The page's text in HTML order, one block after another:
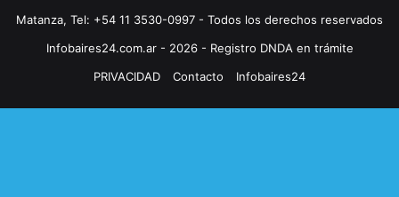
Matanza, Tel: +54 11 3530-0997 - Todos los derechos reservados
Infobaires24.com.ar - 2026 - Registro DNDA en trámite
PRIVACIDAD
Contacto Infobaires24